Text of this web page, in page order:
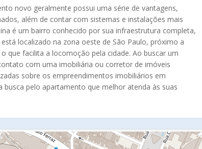
novo geralmente possui uma série de vantagens,
além de contar com sistemas e instalações mais
é um bairro conhecido por sua infraestrutura completa,
localizado na zona oeste de São Paulo, próximo a
que facilita a locomoção pela cidade. Ao buscar um
com uma imobiliária ou corretor de imóveis
sobre os empreendimentos imobiliários em
pelo apartamento que melhor atenda às suas